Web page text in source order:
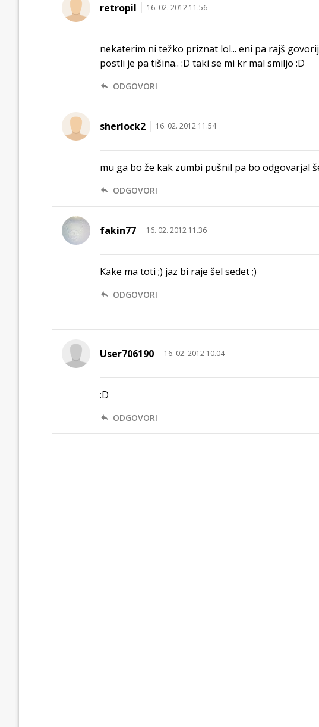
retropil 16. 02. 2012 11.56
nekaterim ni težko priznat lol... eni pa rajš
postli je pa tišina.. :D taki se mi kr mal smiljo :D
ODGOVORI
sherlock2 16. 02. 2012 11.54
mu ga bo že kak zumbi pušnil pa bo odgovarjal
ODGOVORI
fakin77 16. 02. 2012 11.36
Kake ma toti ;) jaz bi raje šel sedet ;)
ODGOVORI
User706190 16. 02. 2012 10.04
:D
ODGOVORI